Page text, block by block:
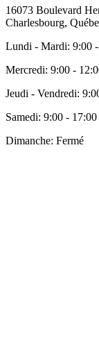
16073 Boulevard
Charlesbourg,
Lundi - Mardi: 9:00
Mercredi: 9:00 -
Jeudi - Vendredi:
Samedi: 9:00 - 17:00
Dimanche: Fermé